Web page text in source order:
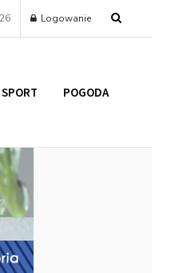
Logowanie
SPORT POGODA